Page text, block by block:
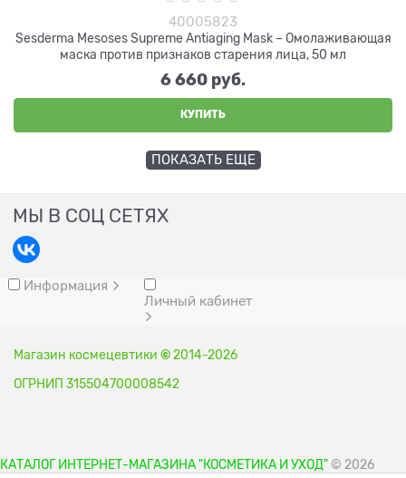
40005823
Sesderma Mesoses Supreme Antiaging Mask – Омолаживающая
маска против признаков старения лица, 50 мл
6 660 руб.
КУПИТЬ
ПОКАЗАТЬ ЕЩЕ
МЫ В СОЦ СЕТЯХ
Информация
Личный кабинет
Магазин космецевтики © 2014-2026
ОГРНИП 315504700008542
КАТАЛОГ ИНТЕРНЕТ-МАГАЗИНА "КОСМЕТИКА И УХОД" © 2026